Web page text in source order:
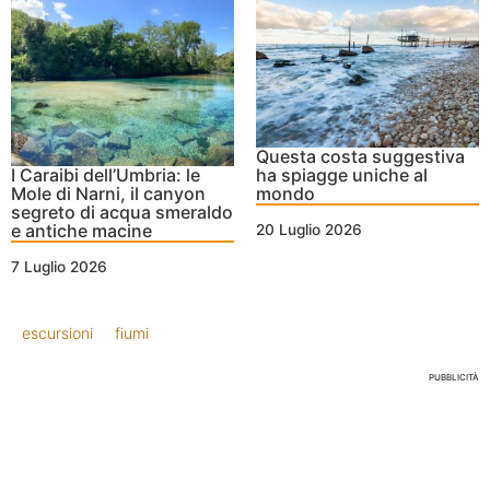
I Caraibi dell’Umbria: le
Mole di Narni, il canyon
segreto di acqua smeraldo
e antiche macine
7 Luglio 2026
Questa costa suggestiva
ha spiagge uniche al
mondo
20 Luglio 2026
escursioni fiumi
PUBBLICITÀ